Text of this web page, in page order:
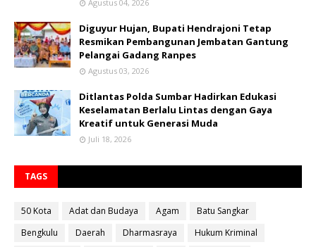
Agustus 04, 2026
Diguyur Hujan, Bupati Hendrajoni Tetap
Resmikan Pembangunan Jembatan Gantung
Pelangai Gadang Ranpes
Agustus 03, 2026
Ditlantas Polda Sumbar Hadirkan Edukasi
Keselamatan Berlalu Lintas dengan Gaya
Kreatif untuk Generasi Muda
Juli 18, 2026
TAGS
50 Kota Adat dan Budaya Agam
Batu Sangkar
Bengkulu
Daerah Dharmasraya
Hukum Kriminal